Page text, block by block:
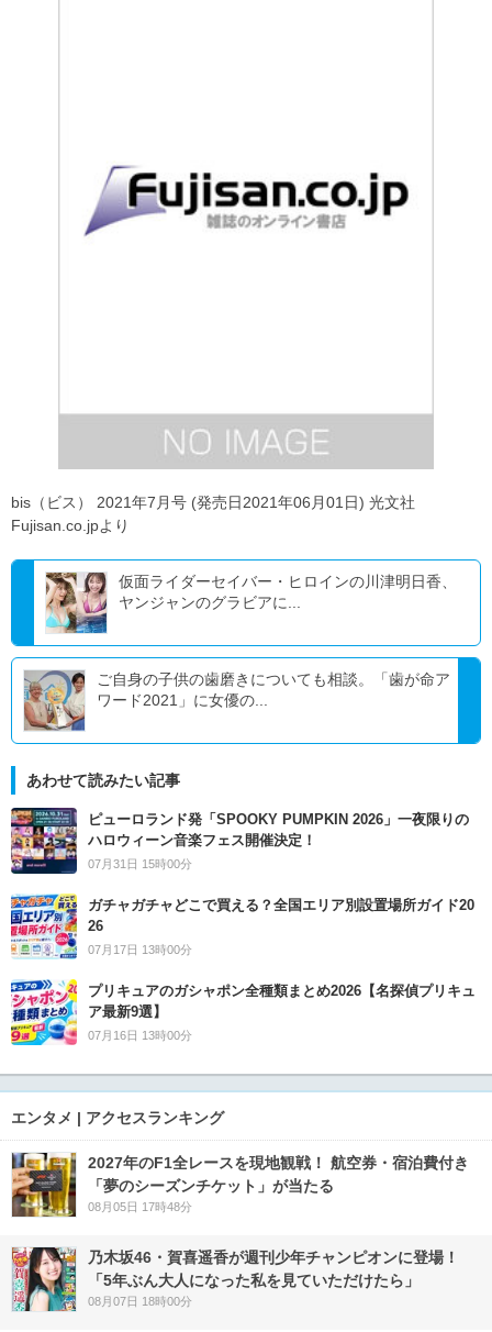
bis（ビス） 2021年7月号 (発売日2021年06月01日) 光文社
Fujisan.co.jpより
仮面ライダーセイバー・ヒロインの川津明日香、
ヤンジャンのグラビアに...
ご自身の子供の歯磨きについても相談。「歯が命ア
ワード2021」に女優の...
あわせて読みたい記事
ピューロランド発「SPOOKY PUMPKIN 2026」一夜限りの
ハロウィーン音楽フェス開催決定！
07月31日 15時00分
ガチャガチャどこで買える？全国エリア別設置場所ガイド20
26
07月17日 13時00分
プリキュアのガシャポン全種類まとめ2026【名探偵プリキュ
ア最新9選】
07月16日 13時00分
エンタメ | アクセスランキング
2027年のF1全レースを現地観戦！ 航空券・宿泊費付き
「夢のシーズンチケット」が当たる
08月05日 17時48分
乃木坂46・賀喜遥香が週刊少年チャンピオンに登場！
「5年ぶん大人になった私を見ていただけたら」
08月07日 18時00分